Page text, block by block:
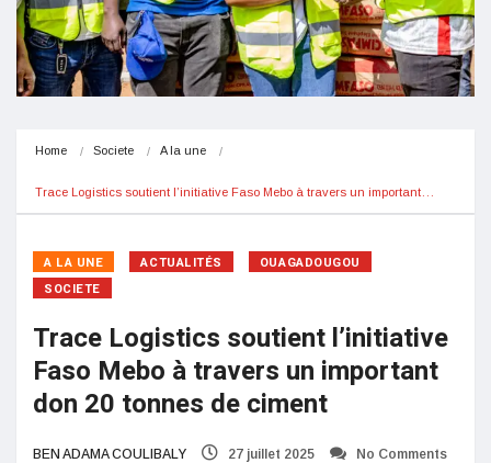
Home Societe A la une
Trace Logistics soutient l’initiative Faso Mebo à travers un important…
A LA UNE ACTUALITÉS
OUAGADOUGOU
SOCIETE
Trace Logistics soutient l’initiative
Faso Mebo à travers un important
don 20 tonnes de ciment
BEN ADAMA COULIBALY 27 juillet 2025 No Comments